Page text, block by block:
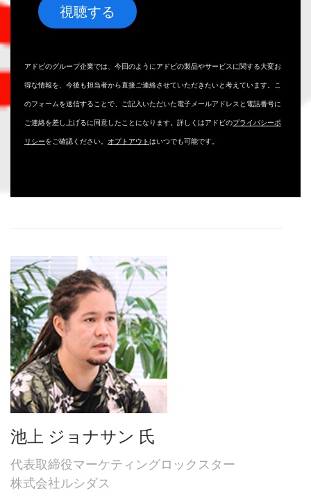
視聴する
アドビのグループ企業では、今回のようにアドビの製品やサービスに関する大変お
得な情報を、今後も担当者から直接ご連絡させていただきたいと考えています。こ
のフォームを送信することで、ご記入いただいた電子メールアドレスと電話番号に
ご連絡を差し上げるに同意したことになります。詳しくはアドビのプライバシーポ
リシーをご確認ください。 オプトアウトはいつでも可能です。
池上 ジョナサン 氏
代表取締役マーケティングロックスター
株式会社ルシダス